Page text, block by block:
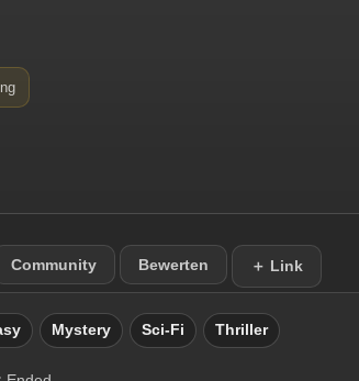
Community Bewerten ＋ Link
Mystery Sci-Fi Thriller